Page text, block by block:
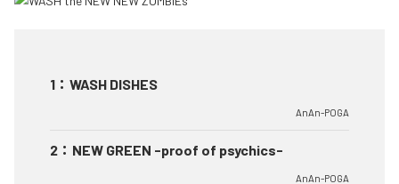
1 ： WASH DISHES
AnAn-POGA
2 ： NEW GREEN -proof of psychics-
AnAn-POGA